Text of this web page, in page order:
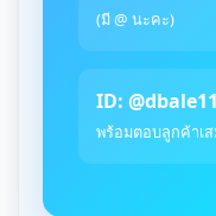
(มี @ นะคะ)
ID:
พร้อมตอบลูกค้าเ